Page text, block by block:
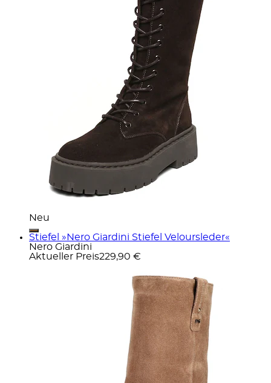
Neu
Stiefel »Nero Giardini Stiefel Veloursleder«
Nero Giardini
Aktueller Preis229,90 €